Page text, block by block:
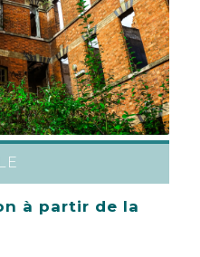
à partir de la